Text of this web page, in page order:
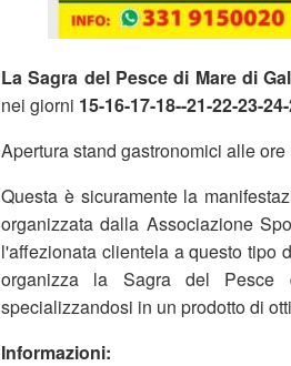
La Sagra del Pesce di Mare di
nei giorni 15-16-17-18--21-22-23-
Apertura stand gastronomici alle ore
Questa è sicuramente la
organizzata dalla Associazione
l'affezionata clientela a questo tipo
organizza la Sagra del Pesce
specializzandosi in un prodotto di
Informazioni: